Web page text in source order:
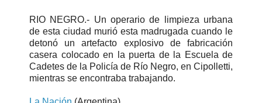
RIO NEGRO.- Un operario de limpieza urbana
de esta ciudad murió esta madrugada cuando le
detonó un artefacto explosivo de fabricación
casera colocado en la puerta de la Escuela de
Cadetes de la Policía de Río Negro, en Cipolletti,
mientras se encontraba trabajando.